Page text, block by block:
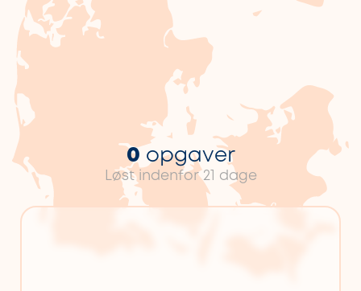
0 opgaver
Løst indenfor 21 dage